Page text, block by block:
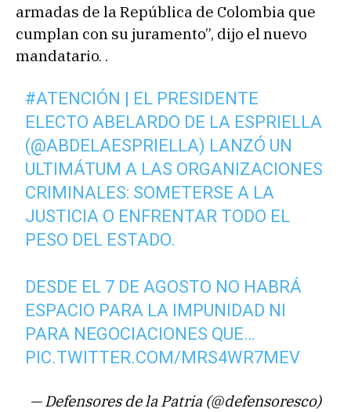
armadas de la República de Colombia que
cumplan con su juramento”, dijo el nuevo
mandatario. .
#ATENCIÓN | EL PRESIDENTE
ELECTO ABELARDO DE LA ESPRIELLA
(@ABDELAESPRIELLA) LANZÓ UN
ULTIMÁTUM A LAS ORGANIZACIONES
CRIMINALES: SOMETERSE A LA
JUSTICIA O ENFRENTAR TODO EL
PESO DEL ESTADO.
DESDE EL 7 DE AGOSTO NO HABRÁ
ESPACIO PARA LA IMPUNIDAD NI
PARA NEGOCIACIONES QUE…
PIC.TWITTER.COM/MRS4WR7MEV
— Defensores de la Patria (@defensoresco)